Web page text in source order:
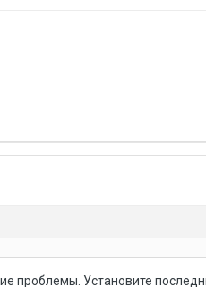
проблемы. Установите